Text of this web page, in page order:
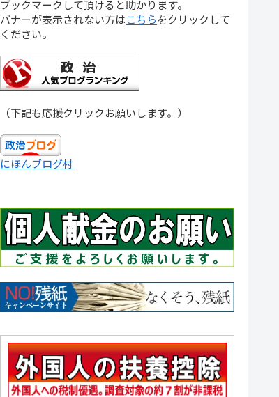
ブックマークして頂けると助かります。
バナーが表示されない方はこちらをクリックして
ください。
（下記も応援クリックお願いします。）
にほんブログ村